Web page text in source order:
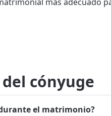
cónyuge
el matrimonio?